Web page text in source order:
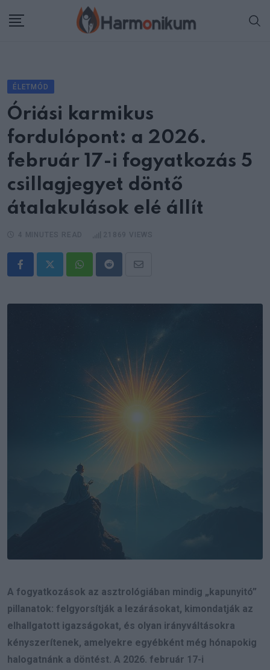
ÉLETMÓD
Óriási karmikus
fordulópont: a 2026.
február 17-i fogyatkozás 5
csillagjegyet döntő
átalakulások elé állít
WhatsappRedditShare
Email
A fogyatkozások az asztrológiában mindig „kapunyitó”
pillanatok: felgyorsítják a lezárásokat, kimondatják az
elhallgatott igazságokat, és olyan irányváltásokra
kényszerítenek, amelyekre egyébként még hónapokig
halogatnánk a döntést. A 2026. február 17-i